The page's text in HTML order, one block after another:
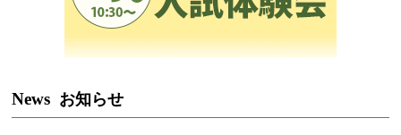
News お知らせ